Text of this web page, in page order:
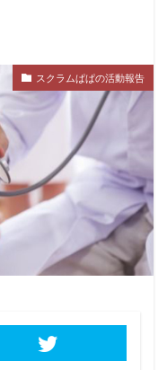
スクラムぱぱの活動報告